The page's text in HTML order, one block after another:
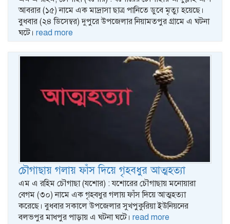
আবরার (১৫) নামে এক মাদ্রাসা ছাত্র পানিতে ডুবে মৃত্যু হয়েছে।
বুধবার (২৪ ডিসেম্বর) দুপুরে উপজেলার নিয়ামতপুর গ্রামে এ ঘটনা
ঘটে। read more
চৌগাছায় গলায় ফাঁস দিয়ে গৃহবধুর আত্মহত্যা
এম এ রহিম চৌগাছা (যশোর) : যশোরের চৌগাছায় মনোয়ারা
বেগম (৩০) নামে এক গৃহবধুর গলায় ফাঁস দিয়ে আত্মহত্যা
করেছে। বুধবার সকালে উপজেলার সুখপুকুরিয়া ইউনিয়নের
বলভপুর মাধপুর পাড়ায় এ ঘটনা ঘটে। read more